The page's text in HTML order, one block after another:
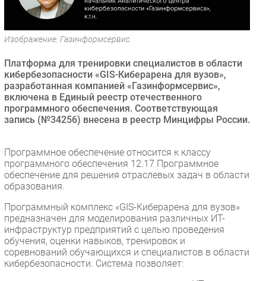
Безопасность
Инновации
Гаджеты
Здоровье
РАЗДЕЛЫ
Аналитика
Интервью
Мероприятия
Проекты
IT класс
Тестовый стенд
Каталог компаний
Изображение: Газинформсервис
Платформа для тренировки специалистов в области
кибербезопасности «GIS-Киберарена для вузов»,
разработанная компанией «Газинформсервис»,
включена в Единый реестр отечественного
программного обеспечения. Соответствующая
запись (№34256) внесена в реестр Минцифры России.
Программное обеспечение относится к классу
программного обеспечения 12.17 Программное
обеспечение для решения отраслевых задач в области
образования.
Программный комплекс «GIS-Киберарена для вузов»
предназначен для моделирования различных ИТ-
инфраструктур предприятий с целью проведения
обучения, оценки навыков, тренировок и
соревнований обучающихся и специалистов в области
кибербезопасности. Система позволяет: